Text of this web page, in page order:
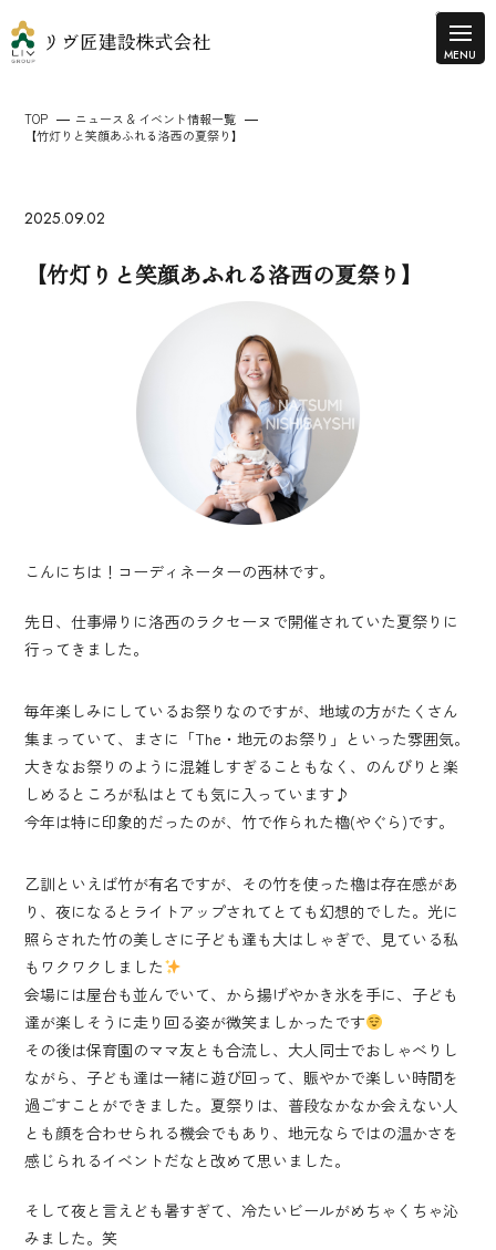
TOP
ニュース & イベント情報一覧
【竹灯りと笑顔あふれる洛西の夏祭り】
2025.09.02
【竹灯りと笑顔あふれる洛西の夏祭り】
こんにちは！コーディネーターの西林です。
先日、仕事帰りに洛西のラクセーヌで開催されていた夏祭りに
行ってきました。
毎年楽しみにしているお祭りなのですが、地域の方がたくさん
集まっていて、まさに「The・地元のお祭り」といった雰囲気。
大きなお祭りのように混雑しすぎることもなく、のんびりと楽
しめるところが私はとても気に入っています♪
今年は特に印象的だったのが、竹で作られた櫓(やぐら)です。
乙訓といえば竹が有名ですが、その竹を使った櫓は存在感があ
り、夜になるとライトアップされてとても幻想的でした。光に
照らされた竹の美しさに子ども達も大はしゃぎで、見ている私
もワクワクしました
会場には屋台も並んでいて、から揚げやかき氷を手に、子ども
達が楽しそうに走り回る姿が微笑ましかったです
その後は保育園のママ友とも合流し、大人同士でおしゃべりし
ながら、子ども達は一緒に遊び回って、賑やかで楽しい時間を
過ごすことができました。夏祭りは、普段なかなか会えない人
とも顔を合わせられる機会でもあり、地元ならではの温かさを
感じられるイベントだなと改めて思いました。
そして夜と言えども暑すぎて、冷たいビールがめちゃくちゃ沁
みました。笑